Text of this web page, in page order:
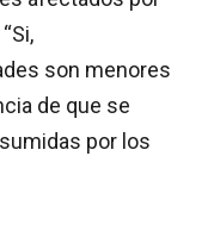
son menores
de que se
por los